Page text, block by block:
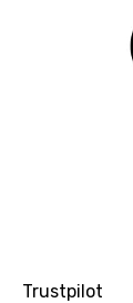
Trustpilot